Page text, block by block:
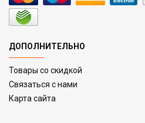
ДОПОЛНИТЕЛЬНО
Товары со скидкой
Связаться с нами
Карта сайта